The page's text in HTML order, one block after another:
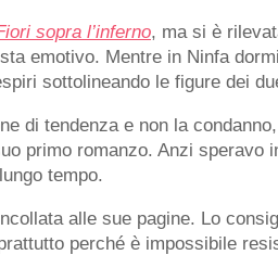
sopra l’inferno, ma si è
emotivo. Mentre in Ninfa
sottolineando le figure dei
di tendenza e non la
primo romanzo. Anzi
tempo.
alle sue pagine. Lo
perché è impossibile